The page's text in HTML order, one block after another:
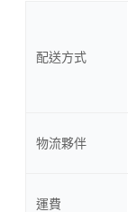
配送方式
物流夥伴
運費